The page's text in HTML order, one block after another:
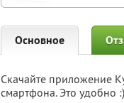
Основное
Скачайте приложение
смартфона. Это удобно :)